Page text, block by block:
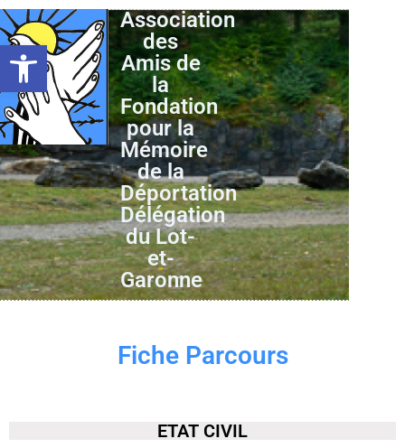
Ouvrir la barre d’outils
Association
des
Amis de
la
Fondation
pour la
Mémoire
de la
Déportation
Délégation
du Lot-
et-
Garonne
Fiche Parcours
ETAT CIVIL